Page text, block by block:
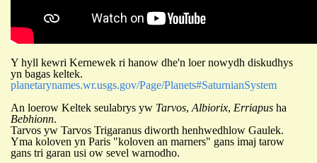
Y hyll kewri Kernewek ri hanow dhe'n loer nowydh diskudhys
yn bagas keltek.
planetarynames.wr.usgs.gov/Page/Planets#SaturnianSystem
An loerow Keltek seulabrys yw Tarvos, Albiorix, Erriapus ha
Bebhionn.
Tarvos yw Tarvos Trigaranus diworth henhwedhlow Gaulek.
Yma koloven yn Paris "koloven an marners" gans imaj tarow
gans tri garan usi ow sevel warnodho.